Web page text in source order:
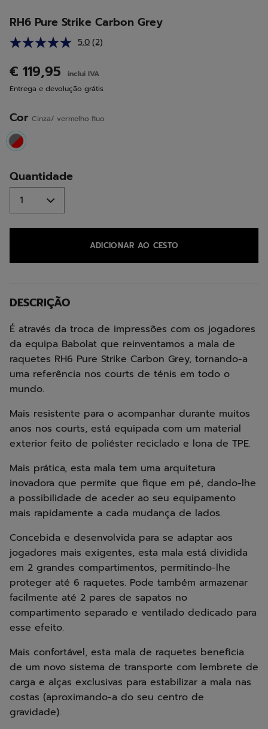
RH6 Pure Strike Carbon Grey
5.0 Leu
Link
para
a
página.
(2)
€ 119,95
inclui IVA
Entrega e devolução grátis
Cor Cinza/ vermelho fluo
selected
Quantidade
ADICIONAR AO CESTO
DESCRIÇÃO
É através da troca de impressões com os jogadores
da equipa Babolat que reinventamos a mala de
raquetes RH6 Pure Strike Carbon Grey, tornando-a
uma referência nos courts de ténis em todo o
mundo.
Mais resistente para o acompanhar durante muitos
anos nos courts, está equipada com um material
exterior feito de poliéster reciclado e lona de TPE.
Mais prática, esta mala tem uma arquitetura
inovadora que permite que fique em pé, dando-lhe
a possibilidade de aceder ao seu equipamento
mais rapidamente a cada mudança de lados.
Concebida e desenvolvida para se adaptar aos
jogadores mais exigentes, esta mala está dividida
em 2 grandes compartimentos, permitindo-lhe
proteger até 6 raquetes. Pode também armazenar
facilmente até 2 pares de sapatos no
compartimento separado e ventilado dedicado para
esse efeito.
Mais confortável, esta mala de raquetes beneficia
de um novo sistema de transporte com lembrete de
carga e alças exclusivas para estabilizar a mala nas
costas (aproximando-a do seu centro de
gravidade).